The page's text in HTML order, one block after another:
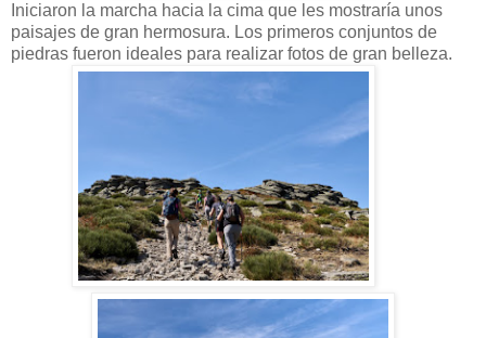
Iniciaron la marcha hacia la cima que les mostraría unos
paisajes de gran hermosura. Los primeros conjuntos de
piedras fueron ideales para realizar fotos de gran belleza.